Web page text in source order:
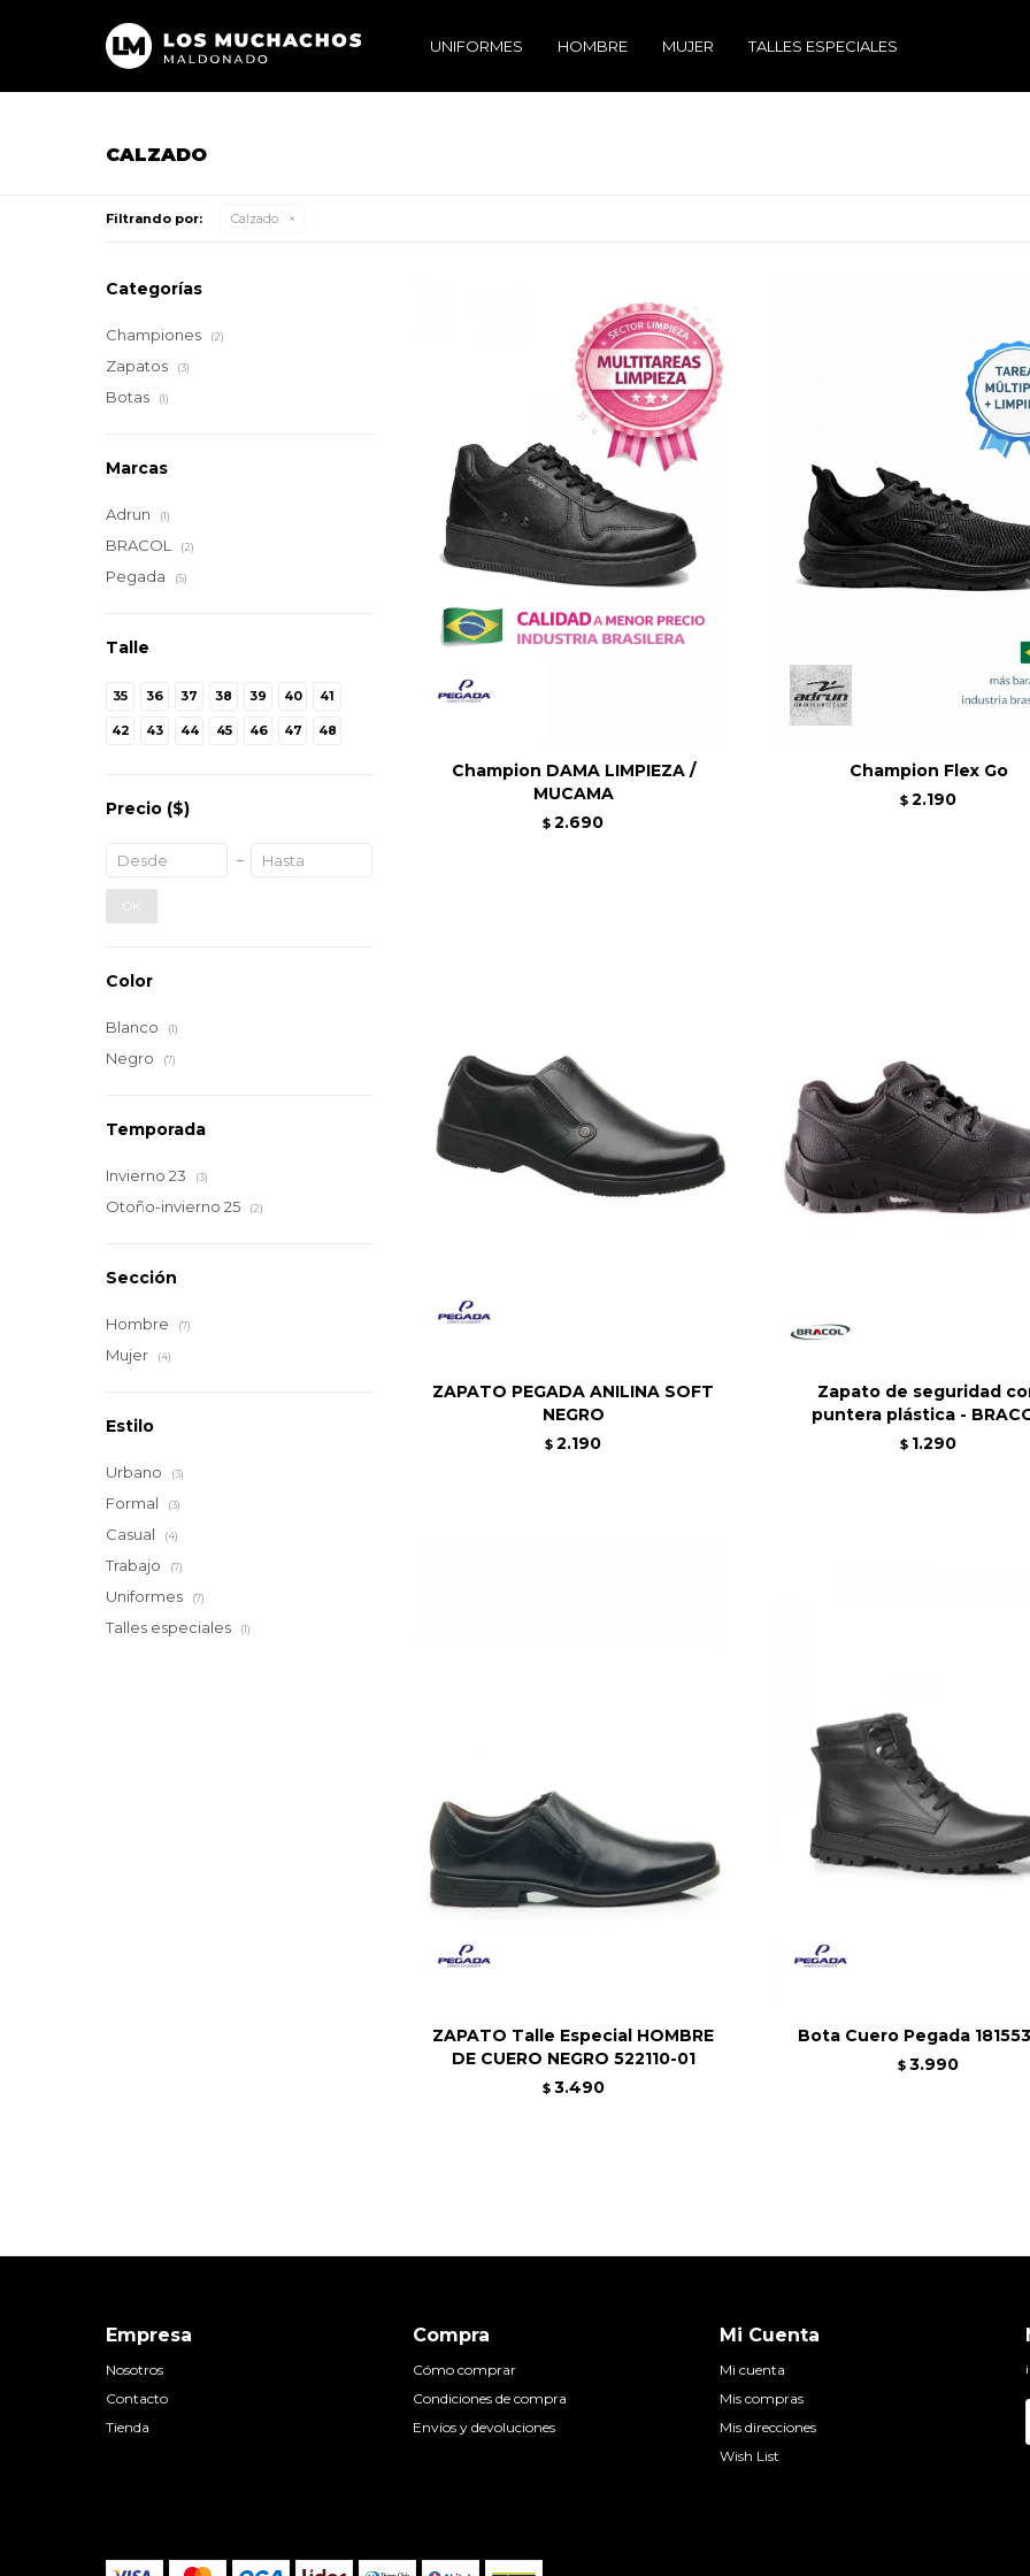
UNIFORMES HOMBRE MUJER TALLES ESPECIALES
CALZADO
Filtrando por: Calzado
Champion DAMA LIMPIEZA /
MUCAMA
$ 2.690
Champion Flex Go
$ 2.190
ZAPATO PEGADA ANILINA SOFT
NEGRO
$ 2.190
Zapato de seguridad
puntera plástica -
$ 1.290
ZAPATO Talle Especial HOMBRE
DE CUERO NEGRO 522110-01
$ 3.490
Bota Cuero Pegada
$ 3.990
Categorías
Championes (2)
Zapatos (3)
Botas (1)
Marcas
Adrun (1)
BRACOL (2)
Pegada (5)
Talle
35 36 37 38 39 40 41
42 43 44 45 46 47 48
Precio ($)
OK
Color
Blanco (1)
Negro (7)
Temporada
Invierno 23 (3)
Otoño-invierno 25 (2)
Sección
Hombre (7)
Mujer (4)
Estilo
Urbano (3)
Formal (3)
Casual (4)
Trabajo (7)
Uniformes (7)
Talles especiales (1)
Empresa
Nosotros
Contacto
Tienda
Compra
Cómo comprar
Condiciones de compra
Envíos y devoluciones
Mi Cuenta
Mi cuenta
Mis compras
Mis direcciones
Wish List